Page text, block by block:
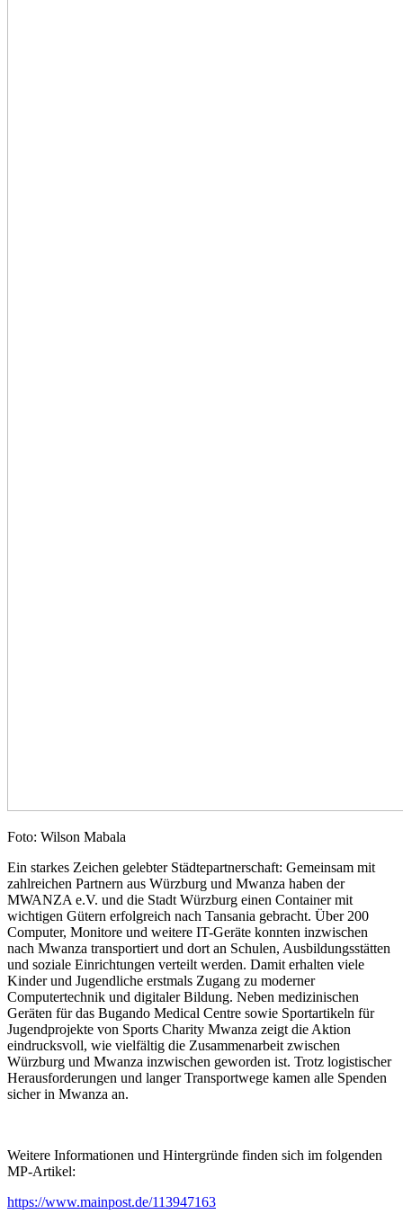
Foto: Wilson Mabala
Ein starkes Zeichen gelebter Städtepartnerschaft: Gemeinsam mit
zahlreichen Partnern aus Würzburg und Mwanza haben der
MWANZA e.V. und die Stadt Würzburg einen Container mit
wichtigen Gütern erfolgreich nach Tansania gebracht. Über 200
Computer, Monitore und weitere IT-Geräte konnten inzwischen
nach Mwanza transportiert und dort an Schulen, Ausbildungsstätten
und soziale Einrichtungen verteilt werden. Damit erhalten viele
Kinder und Jugendliche erstmals Zugang zu moderner
Computertechnik und digitaler Bildung. Neben medizinischen
Geräten für das Bugando Medical Centre sowie Sportartikeln für
Jugendprojekte von Sports Charity Mwanza zeigt die Aktion
eindrucksvoll, wie vielfältig die Zusammenarbeit zwischen
Würzburg und Mwanza inzwischen geworden ist. Trotz logistischer
Herausforderungen und langer Transportwege kamen alle Spenden
sicher in Mwanza an.
Weitere Informationen und Hintergründe finden sich im folgenden
MP-Artikel:
https://www.mainpost.de/113947163